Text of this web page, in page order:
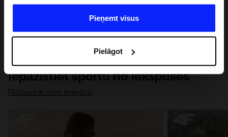
datiem, ko viņi iegūst, izmantojot viņu pakalpojumus. Ar
Jūsu atļauju, mēs varam pārsūtīt Jūsu personas datus
saviem partneriem, lai uzlabotu veidu, kadā tiek rādīta
saturu un uzlabotu mūsu partneru piedāvātos risinajumus
( piem. socialos tīklus). Detalizētu informāciju var atrast
mūsu Privātuma politikā un sadaļā "Detaļas".
Pieņemt visus
Pielāgot
Iepazīstiet sportu no iekšpuses
Pārbaudiet visus ierakstus